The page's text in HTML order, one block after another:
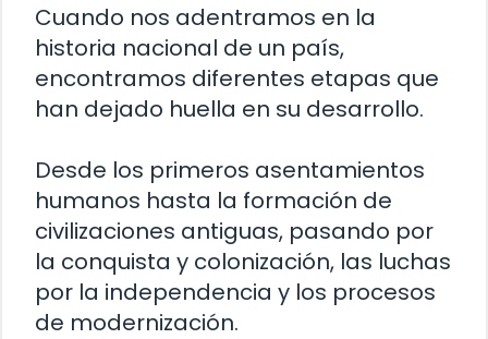
Cuando nos adentramos en la
historia nacional de un país,
encontramos diferentes etapas que
han dejado huella en su desarrollo.
Desde los primeros asentamientos
humanos hasta la formación de
civilizaciones antiguas, pasando por
la conquista y colonización, las luchas
por la independencia y los procesos
de modernización.